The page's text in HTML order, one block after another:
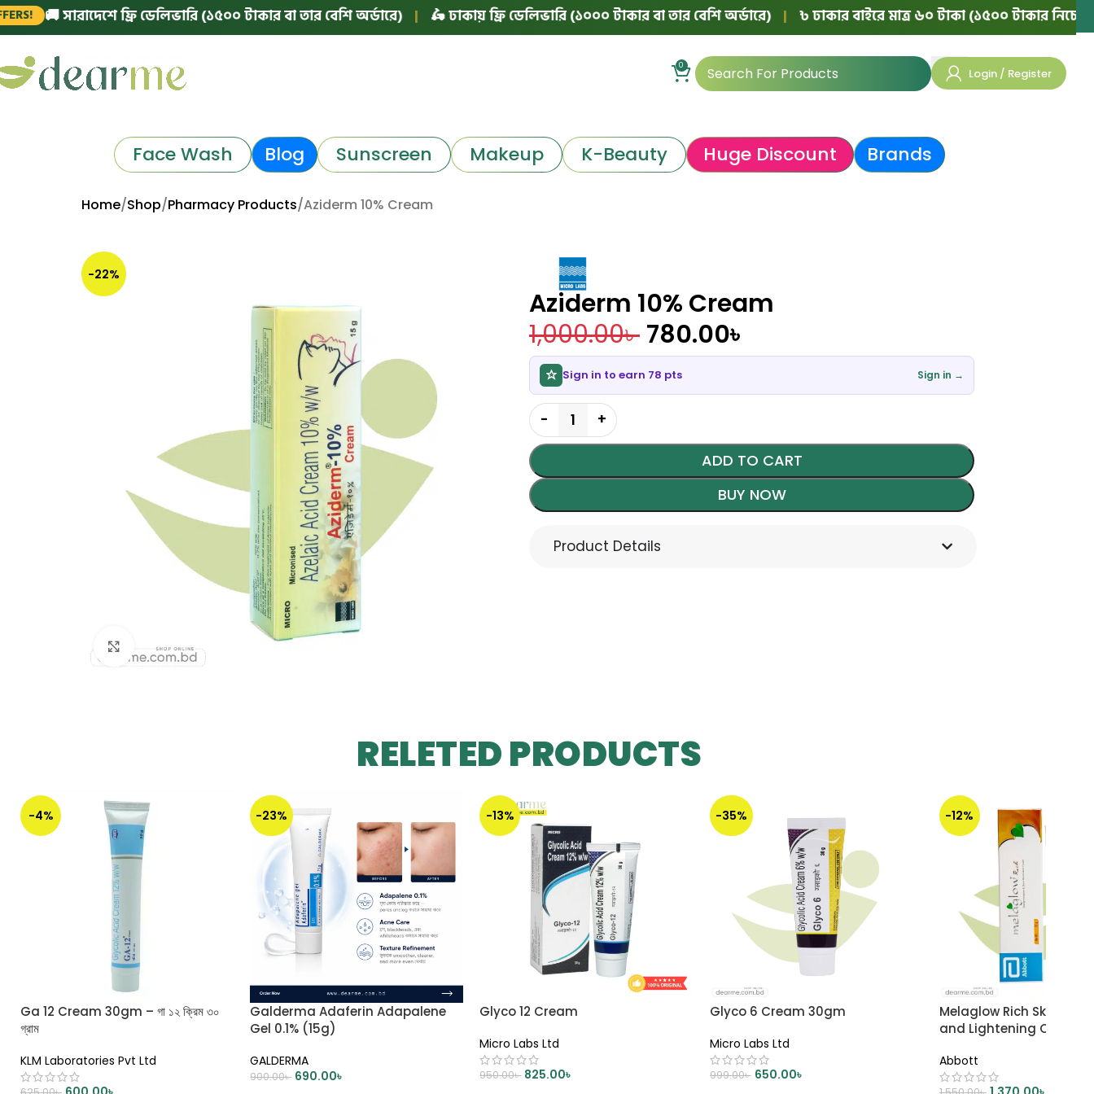
সারাদেশে ফ্রি ডেলিভারি (১৫০০ টাকার বা তার বেশি অর্ডারে) | 🛵 ঢাকায় ফ্রি ডেলিভারি (১০০০ টাকার বা তার বেশি অর্ডারে) | ৳ ঢাকার বাইরে মাত্র ৬০ টাকা (১৫০০ টাকার নিচের অর্ডারে)
0
Login / Register
Face Wash Blog Sunscreen Makeup K-Beauty Huge Discount Brands
Home Shop Pharmacy Products Aziderm 10% Cream
-22%
Click to enlarge
Aziderm 10% Cream
1,000.00৳ 780.00৳
Sign in to earn 78 pts Sign in →
ADD TO CART
BUY NOW
Product Details
RELETED PRODUCTS
-4%
Ga 12 Cream 30gm – গা ১২ ক্রিম ৩০
গ্রাম
KLM Laboratories Pvt Ltd
-23%
Galderma Adaferin Adapalene
Gel 0.1% (15g)
GALDERMA
900.00৳ 690.00৳
-13%
Glyco 12 Cream
Micro Labs Ltd
950.00৳ 825.00৳
-35%
Glyco 6 Cream 30gm
Micro Labs Ltd
999.00৳ 650.00৳
-12%
Melaglow Rich Skin
and Lightening Cream
Abbott